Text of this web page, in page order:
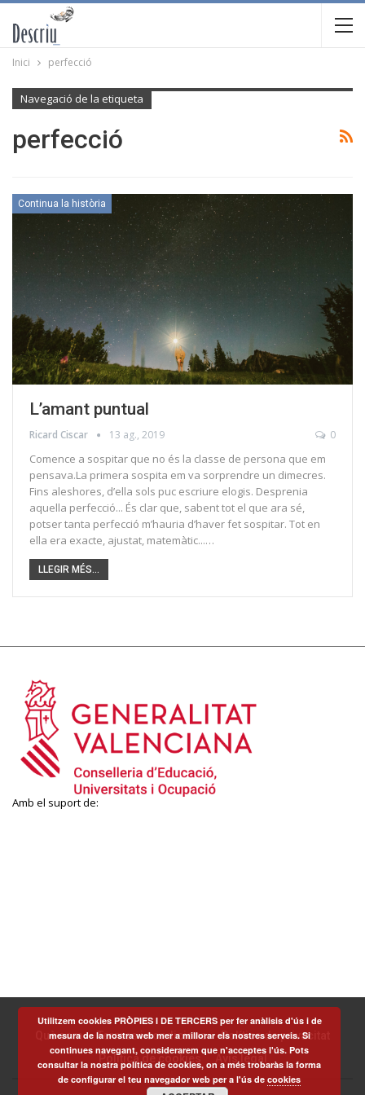
Inici perfecció
Navegació de la etiqueta
perfecció
Continua la història
L’amant puntual
Ricard Ciscar 13 ag., 2019 0
Comence a sospitar que no és la classe de persona que em
pensava.La primera sospita em va sorprendre un dimecres.
Fins aleshores, d’ella sols puc escriure elogis. Desprenia
aquella perfecció... És clar que, sabent tot el que ara sé,
potser tanta perfecció m’hauria d’haver fet sospitar. Tot en
ella era exacte, ajustat, matemàtic...…
LLEGIR MÉS...
Amb el suport de:
Què som Termes i condicions
Política de privacitat
Política de cookies
Avís legal
Utilitzem cookies PRÒPIES I DE TERCERS per fer anàlisis d'ús i de
mesura de la nostra web mer a millorar els nostres serveis. Si
continues navegant, considerarem que n'acceptes l'ús. Pots
consultar la nostra política de cookies, on a més trobaràs la forma
de configurar el teu navegador web per a l'ús decookies